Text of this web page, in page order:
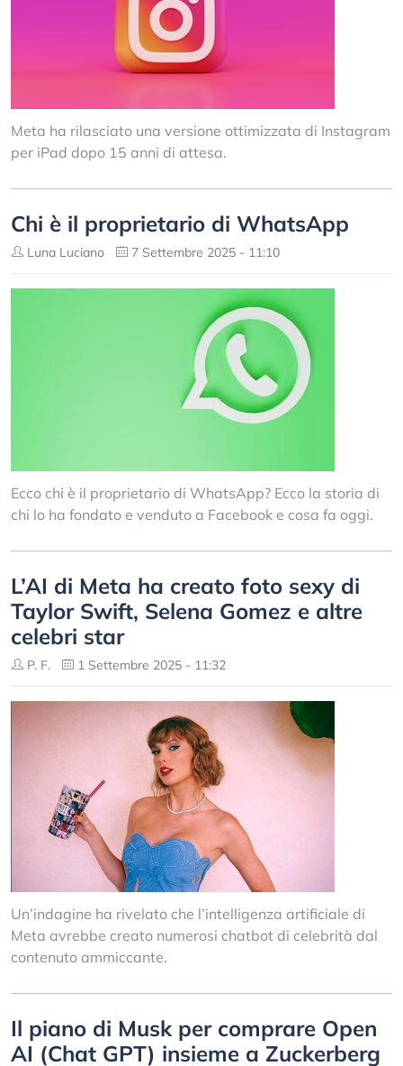
Meta ha rilasciato una versione ottimizzata di Instagram
per iPad dopo 15 anni di attesa.
Chi è il proprietario di WhatsApp
Luna Luciano 7 Settembre 2025 - 11:10
Ecco chi è il proprietario di WhatsApp? Ecco la storia di
chi lo ha fondato e venduto a Facebook e cosa fa oggi.
L’AI di Meta ha creato foto sexy di
Taylor Swift, Selena Gomez e altre
celebri star
P. F. 1 Settembre 2025 - 11:32
Un’indagine ha rivelato che l’intelligenza artificiale di
Meta avrebbe creato numerosi chatbot di celebrità dal
contenuto ammiccante.
Il piano di Musk per comprare Open
AI (Chat GPT) insieme a Zuckerberg